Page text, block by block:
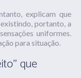
explicam que
portanto, a
uniformes.
para situação.
que